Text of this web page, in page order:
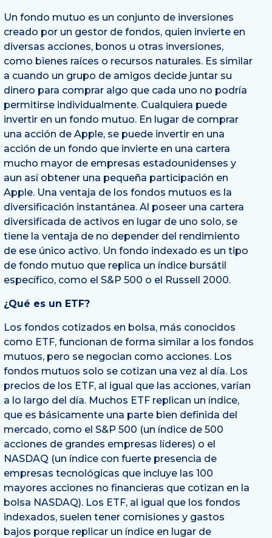
Un fondo mutuo es un conjunto de inversiones
creado por un gestor de fondos, quien invierte en
diversas acciones, bonos u otras inversiones,
como bienes raíces o recursos naturales. Es similar
a cuando un grupo de amigos decide juntar su
dinero para comprar algo que cada uno no podría
permitirse individualmente. Cualquiera puede
invertir en un fondo mutuo. En lugar de comprar
una acción de Apple, se puede invertir en una
acción de un fondo que invierte en una cartera
mucho mayor de empresas estadounidenses y
aun así obtener una pequeña participación en
Apple. Una ventaja de los fondos mutuos es la
diversificación instantánea. Al poseer una cartera
diversificada de activos en lugar de uno solo, se
tiene la ventaja de no depender del rendimiento
de ese único activo. Un fondo indexado es un tipo
de fondo mutuo que replica un índice bursátil
específico, como el S&P 500 o el Russell 2000.
¿Qué es un ETF?
Los fondos cotizados en bolsa, más conocidos
como ETF, funcionan de forma similar a los fondos
mutuos, pero se negocian como acciones. Los
fondos mutuos solo se cotizan una vez al día. Los
precios de los ETF, al igual que las acciones, varían
a lo largo del día. Muchos ETF replican un índice,
que es básicamente una parte bien definida del
mercado, como el S&P 500 (un índice de 500
acciones de grandes empresas líderes) o el
NASDAQ (un índice con fuerte presencia de
empresas tecnológicas que incluye las 100
mayores acciones no financieras que cotizan en la
bolsa NASDAQ). Los ETF, al igual que los fondos
indexados, suelen tener comisiones y gastos
bajos porque replicar un índice en lugar de